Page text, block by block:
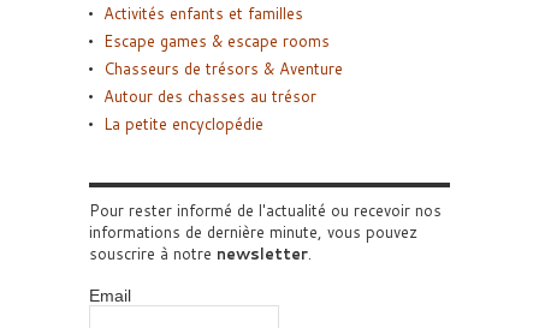
Activités enfants et familles
Escape games & escape rooms
Chasseurs de trésors & Aventure
Autour des chasses au trésor
La petite encyclopédie
Pour rester informé de l'actualité ou recevoir nos
informations de dernière minute, vous pouvez
souscrire à notre newsletter.
Email